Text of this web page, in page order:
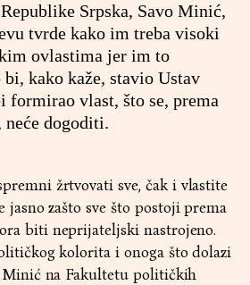
Srpska, Savo Minić,
tvrde kako im treba visoki
ovlastima jer im to
kako kaže, stavio Ustav
formirao vlast, što se, prema
dogoditi.
žrtvovati sve, čak i vlastite
zašto sve što postoji prema
biti neprijateljski nastrojeno.
kolorita i onoga što dolazi
Minić na Fakultetu političkih